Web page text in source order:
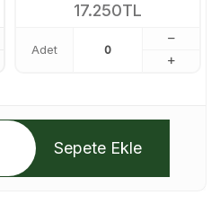
17.250TL
Adet
Sepete Ekle